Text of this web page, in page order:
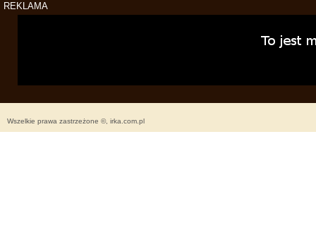
REKLAMA
Wszelkie prawa zastrzeżone ©, irka.com.pl